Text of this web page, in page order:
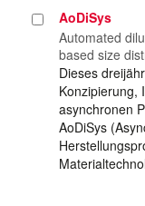
Projekt
auswählen
AoDiSys
Automated
based size
Dieses
Konzipierung,
asynchronen
AoDiSys